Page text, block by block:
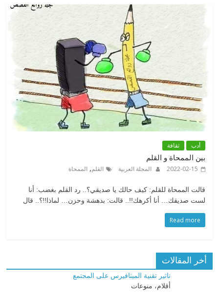
أدب ثقافة
بين الممحاة و القلم
2022-02-15
المجلة العربية القلم,الممحاة
قالت الممحاة للقلم: كيف حالك يا صديقي؟.. رد القلم بغضب: أنا
لست صديقك… أنا أكرهك!!.. قالت: بدهشة وحزن… لماذا!!؟.. قال
Read more
أخر المقالات
تاثير تقنية الميتافيرس على المجتمع
أقلام، منوعات